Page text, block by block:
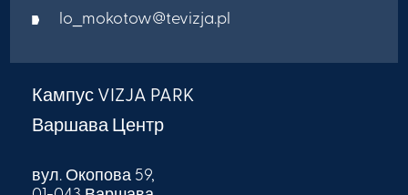
lo_mokotow@tevizja.pl
Кампус VIZJA PARK
Варшава Центр
вул. Окопова 59,